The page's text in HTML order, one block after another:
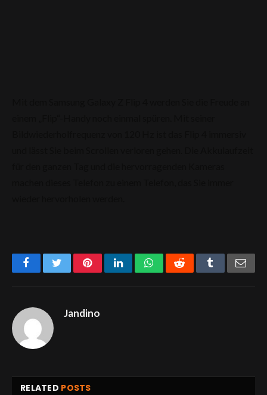
FacebookTwitterPinterestLinkedInWhatsAppReddit Tumblr
Jandino
RELATED POSTS